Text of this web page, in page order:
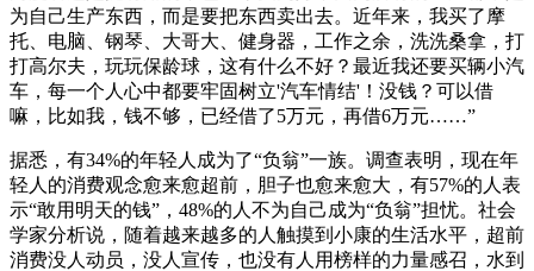
为自己生产东西，而是要把东西卖出去。近年来，我买了摩
托、电脑、钢琴、大哥大、健身器，工作之余，洗洗桑拿，打
打高尔夫，玩玩保龄球，这有什么不好？最近我还要买辆小汽
车，每一个人心中都要牢固树立'汽车情结'！没钱？可以借
嘛，比如我，钱不够，已经借了5万元，再借6万元……”
据悉，有34%的年轻人成为了“负翁”一族。调查表明，现在年
轻人的消费观念愈来愈超前，胆子也愈来愈大，有57%的人表
示“敢用明天的钱”，48%的人不为自己成为“负翁”担忧。社会
学家分析说，随着越来越多的人触摸到小康的生活水平，超前
消费没人动员，没人宣传，也没有人用榜样的力量感召，水到